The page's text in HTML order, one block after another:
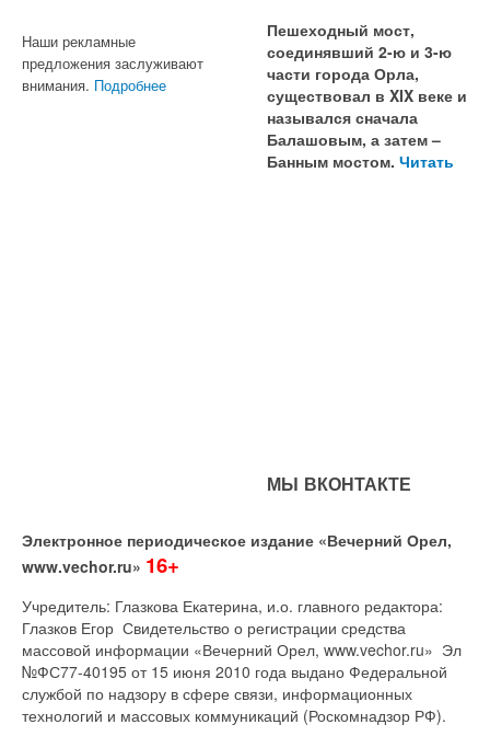
Наши рекламные
предложения заслуживают
внимания. Подробнее
Пешеходный мост,
соединявший 2-ю и 3-ю
части города Орла,
существовал в XIX веке и
назывался сначала
Балашовым, а затем –
Банным мостом. Читать
МЫ ВКОНТАКТЕ
Электронное периодическое издание «Вечерний Орел,
www.vechor.ru» 16+
Учредитель: Глазкова Екатерина, и.о. главного редактора:
Глазков Егор Свидетельство о регистрации средства
массовой информации «Вечерний Орел, www.vechor.ru» Эл
№ФС77-40195 от 15 июня 2010 года выдано Федеральной
службой по надзору в сфере связи, информационных
технологий и массовых коммуникаций (Роскомнадзор РФ).